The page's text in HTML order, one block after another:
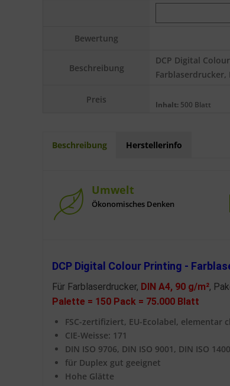
Bewertung
Beschreibung
DCP Digital
Farblaserdrucker,
Preis Inhalt: 500 Blatt
Beschreibung Herstellerinfo
Umwelt
Ökonomisches Denken
DCP Digital Colour Printing -
Für Farblaserdrucker, DIN A4, 90 g/m²,
Palette = 150 Pack = 75.000 Blatt
FSC-zertifiziert, EU-Ecolabel, elementar
CIE-Weisse: 171
DIN ISO 9706, DIN ISO 9001, DIN ISO
für Duplex gut geeignet
Hohe Glätte